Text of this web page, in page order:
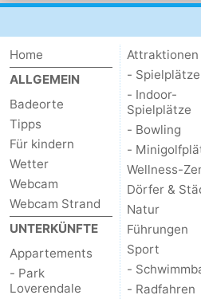
Home
ALLGEMEIN
Badeorte
Tipps
Für kindern
Wetter
Webcam
Webcam Strand
UNTERKÜNFTE
Appartements
- Park
Loverendale
Attraktionen
- Spielplätze
- Indoor-
Spielplätze
- Bowling
-
Wellness-
Dörfer &
Natur
Führungen
Sport
-
- Radfahren